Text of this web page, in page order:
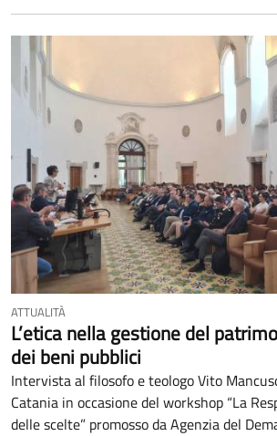
ATTUALITÀ
L’etica nella gestione del
dei beni pubblici
Intervista al filosofo e teologo Vito
Catania in occasione del workshop “La
delle scelte” promosso da Agenzia del